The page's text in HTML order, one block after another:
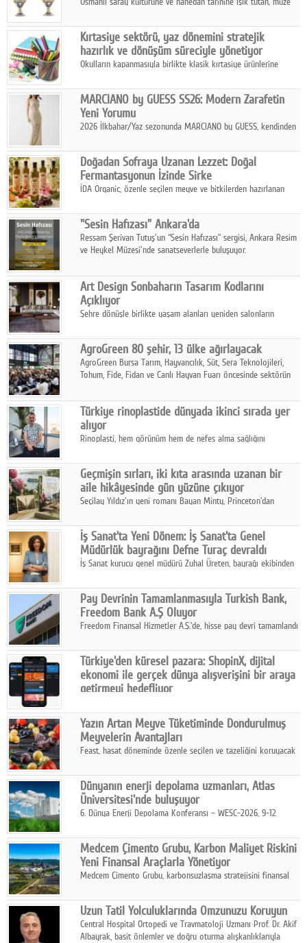
Ağustos'ta Arthill Müzecilik'in düzenleyeceği özel müzayedede
koleksiyonerlerle buluşuyor
Kırtasiye sektörü, yaz dönemini stratejik
hazırlık ve dönüşüm süreciyle yönetiyor
Okulların kapanmasıyla birlikte klasik kırtasiye ürünlerine
sanat ve eğitici aktivite ürünleriyle dinamik bir biçimde
geçiriyor.
MARCIANO by GUESS SS26: Modern Zarafetin
Yeni Yorumu
2026 İlkbahar/Yaz sezonunda MARCIANO by GUESS, kendinden
Doğadan Sofraya Uzanan Lezzet: Doğal
Fermantasyonun İzinde Sirke
İDA Organic, özenle seçilen meyve ve bitkilerden hazırlanan
sofralarına taşıyor.
"Sesin Hafızası" Ankara'da
Ressam Şerivan Tutuş'un “Sesin Hafızası” sergisi, Ankara Resim
ve Heykel Müzesi'nde sanatseverlerle buluşuyor.
Art Design Sonbaharın Tasarım Kodlarını
Açıklıyor
Şehre dönüşle birlikte yaşam alanları yeniden salonların
sonbaharın tasarım kodlarını açıklıyor.
AgroGreen 80 şehir, 13 ülke ağırlayacak
AgroGreen Bursa Tarım, Hayvancılık, Süt, Sera Teknolojileri,
Tohum, Fide, Fidan ve Canlı Hayvan Fuarı öncesinde sektörün
Türkiye rinoplastide dünyada ikinci sırada yer
alıyor
Rinoplasti, hem görünüm hem de nefes alma sağlığını
biri konumunda.
Geçmişin sırları, iki kıta arasında uzanan bir
aile hikâyesinde gün yüzüne çıkıyor
Seçilay Yıldız'ın yeni romanı Bayan Minty, Princeton'dan
katmanlı bir aile hikâyesi anlatıyor.
İş Sanat'ta Yeni Dönem: İş Sanat'ta Genel
Müdürlük bayrağını Defne Turaç devraldı
İş Sanat kurucu genel müdürü Zuhal Üreten, bayrağı ekibinden
Pay Devrinin Tamamlanmasıyla Turkish Bank,
Freedom Bank A.Ş Oluyor
Freedom Finansal Hizmetler A.Ş.'de, hisse pay devri tamamlandı
Turkish Bank'ın ticaret unvanının “Freedom Bank A.Ş.” olmasına
karar verildi.
Türkiye'den küresel pazara: ShopinX, dijital
ekonomi ile gerçek dünya alışverişini bir araya
getirmeyi hedefliyor
ekonomi ile gerçek dünya alışveriş deneyimi arasında köprü
kurmayı hedefleyen vizyonuyla uluslararası pazarlara açılıyor.
Yazın Artan Meyve Tüketiminde Dondurulmuş
Meyvelerin Avantajları
Feast, hasat döneminde özenle seçilen ve tazeliğini koruyacak
pratik, güvenilir ve lezzetli bir alternatif sunuyor.
Dünyanın enerji depolama uzmanları, Atlas
Üniversitesi'nde buluşuyor
6. Dünya Enerji Depolama Konferansı – WESC-2026, 9-12
sahipliğinde gerçekleştirilecek.
Medcem Çimento Grubu, Karbon Maliyet Riskini
Yeni Finansal Araçlarla Yönetiyor
Medcem Çimento Grubu, karbonsuzlaşma stratejisini finansal
Uzun Tatil Yolculuklarında Omzunuzu Koruyun
Central Hospital Ortopedi ve Travmatoloji Uzmanı Prof. Dr. Akif
Albayrak, basit önlemler ve doğru oturma alışkanlıklarıyla